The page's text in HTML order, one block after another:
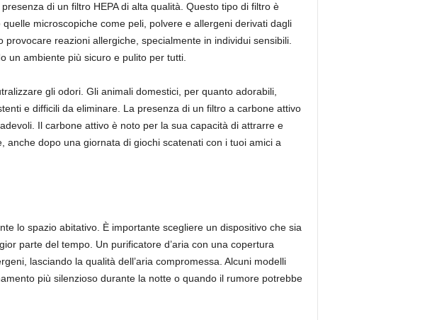
di un filtro HEPA di alta qualità. Questo tipo di filtro è
microscopiche come peli, polvere e allergeni derivati dagli
reazioni allergiche, specialmente in individui sensibili.
un ambiente più sicuro e pulito per tutti.
gli odori. Gli animali domestici, per quanto adorabili,
e difficili da eliminare. La presenza di un filtro a carbone attivo
Il carbone attivo è noto per la sua capacità di attrarre e
dopo una giornata di giochi scatenati con i tuoi amici a
lo spazio abitativo. È importante scegliere un dispositivo che sia
parte del tempo. Un purificatore d’aria con una copertura
lasciando la qualità dell’aria compromessa. Alcuni modelli
più silenzioso durante la notte o quando il rumore potrebbe